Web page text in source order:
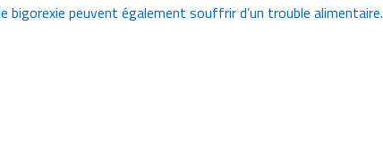
bigorexie peuvent également souffrir d’un trouble alimentaire.